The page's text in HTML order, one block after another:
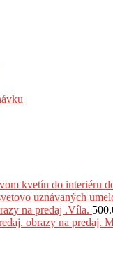
na predaj .Víla.
obrazy na predaj.